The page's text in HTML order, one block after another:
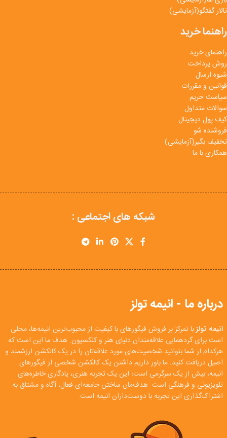
تالار گفتگو(آزمایشی)
راهنما خرید
راهنمای خرید
روش پرداخت
شیوه ارسال
قوانین و مقررات
سیاست حریم
سوالات متداول
کیف پول دیجیتال
فروشنده شو
تخفیف بگیر(آزمایشی)
همکاری با ما
شبکه های اجتماعی :
درباره ما - انیمه تولز
انیمه تولزبا تمرکز بر فروش فیگورهای با کیفیت از محبوب‌ترین انیمه‌ها، محلی
است برای گردهمایی علاقه‌مندان دنیای هنر و کلکسیون. هدف ما این است که
هرکدام از شما بتوانید شخصیت‌های مورد علاقه‌تان را در یک کالکشن ارزشمند و
اصیل دریافت کنید. ما باور داریم داشتن یک کالکشن شخصی از فیگورهای
انیمه، بیش از یک سرگرمی است؛ این یک تجربه هنری، یادگاری خاطره‌های
تلویزیونی و فرهنگی است. هدف‌مان ساختن جامعه‌ای فعال، آگاه و مشتاق به
اشتراک‌گذاری این تجربه با دوست‌داران انیمه است.